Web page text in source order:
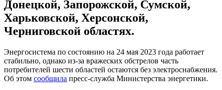
Донецкой, Запорожской, Сумской,
Харьковской, Херсонской,
Черниговской областях.
Энергосистема по состоянию на 24 мая 2023 года работает
стабильно, однако из-за вражеских обстрелов часть
потребителей шести областей остаются без электроснабжения.
Об этом сообщила пресс-служба Министерства энергетики.